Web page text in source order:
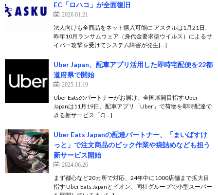
EC「ロハコ」が全面復旧
2026.01.21
法人向けも全商品をネット購入可能に アスクルは1月21日、
昨年10月ランサムウェア（身代金要求型ウイルス）によるサ
イバー攻撃を受けてシステム障害が発生[…]
Uber Japan、配車アプリ活用した即時宅配便を22都
道府県で開始
2025.11.19
Uber Eatsのパートナーがお届け、全国展開目指す Uber
Japanは11月19日、配車アプリ「Uber」で荷物を即時配達で
きる新サービス「C[…]
Uber Eats Japanの配達パートナー、「まいばすけ
っと」で注文商品のピック作業や袋詰めなども担う
新サービス開始
2024.06.26
まず都心など20カ所で対応、24年中に1000店舗まで拡大目
指す Uber Eats Japanとイオン、同社グループで小型スーパー